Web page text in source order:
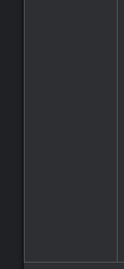
Music